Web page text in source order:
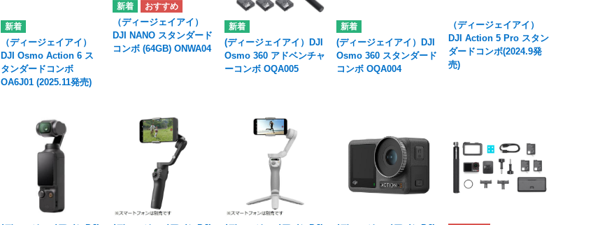
（ディージェイアイ）
DJI Osmo Action 6 ス
タンダードコンボ
OA6J01 (2025.11発売)
（ディージェイアイ）
DJI NANO スタンダード
コンボ (64GB) ONWA04
(ディージェイアイ）DJI
Osmo 360 アドベンチャ
ーコンボ OQA005
(ディージェイアイ）DJI
Osmo 360 スタンダード
コンボ OQA004
（ディージェイアイ）
DJI Action 5 Pro スタン
ダードコンボ(2024.9発
売)